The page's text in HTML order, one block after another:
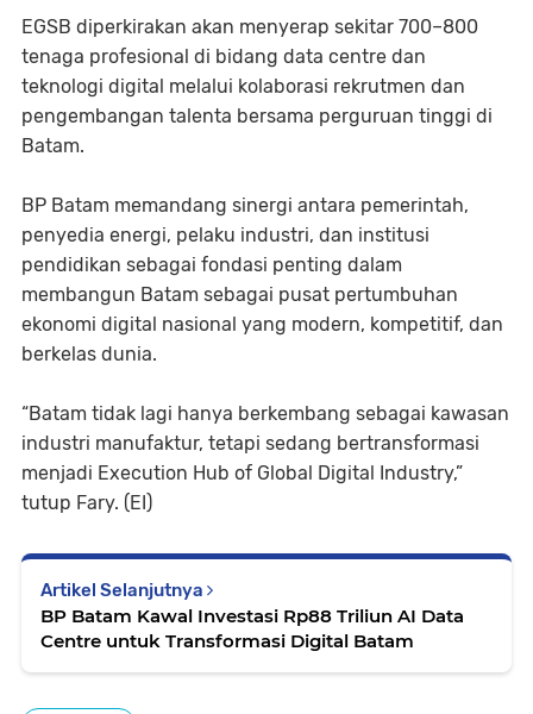
EGSB diperkirakan akan menyerap sekitar 700–800
tenaga profesional di bidang data centre dan
teknologi digital melalui kolaborasi rekrutmen dan
pengembangan talenta bersama perguruan tinggi di
Batam.
BP Batam memandang sinergi antara pemerintah,
penyedia energi, pelaku industri, dan institusi
pendidikan sebagai fondasi penting dalam
membangun Batam sebagai pusat pertumbuhan
ekonomi digital nasional yang modern, kompetitif, dan
berkelas dunia.
“Batam tidak lagi hanya berkembang sebagai kawasan
industri manufaktur, tetapi sedang bertransformasi
menjadi Execution Hub of Global Digital Industry,”
tutup Fary. (EI)
Artikel Selanjutnya
BP Batam Kawal Investasi Rp88 Triliun AI Data
Centre untuk Transformasi Digital Batam